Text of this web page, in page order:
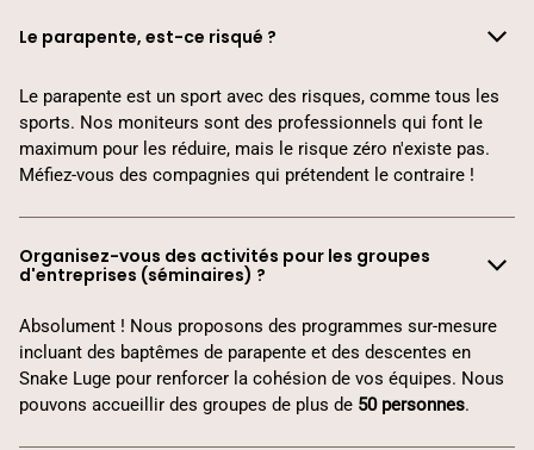
Le parapente, est-ce risqué ?
Le parapente est un sport avec des risques, comme tous les
sports. Nos moniteurs sont des professionnels qui font le
maximum pour les réduire, mais le risque zéro n'existe pas.
Méfiez-vous des compagnies qui prétendent le contraire !
Organisez-vous des activités pour les groupes
d'entreprises (séminaires) ?
Absolument ! Nous proposons des programmes sur-mesure
incluant des baptêmes de parapente et des descentes en
Snake Luge pour renforcer la cohésion de vos équipes. Nous
pouvons accueillir des groupes de plus de 50personnes.